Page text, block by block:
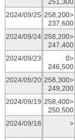
2024/09/25 258,200>
237,600
2024/09/24 258,200>
247,400
2024/09/23
0>
246,500
2024/09/20 258,300>
249,200
2024/09/19 258,400>
250,500
2024/09/18 >